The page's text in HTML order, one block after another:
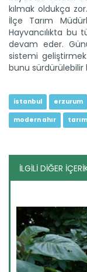
kılmak oldukça
İlçe Tarım
Hayvancılıkta bu
devam eder.
sistemi
bunu sürdürülebilir
istanbul erzurum
modern ahır tarım
İLGİLİ DİĞER
B-Reçete sistemi
Tarım ve Orman
Sistemi”...
Devamını Oku ->
Kaba yem
Malatya'da
Devamını Oku ->